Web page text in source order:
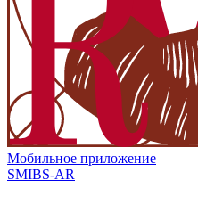
Мобильное приложение
SMIBS-AR